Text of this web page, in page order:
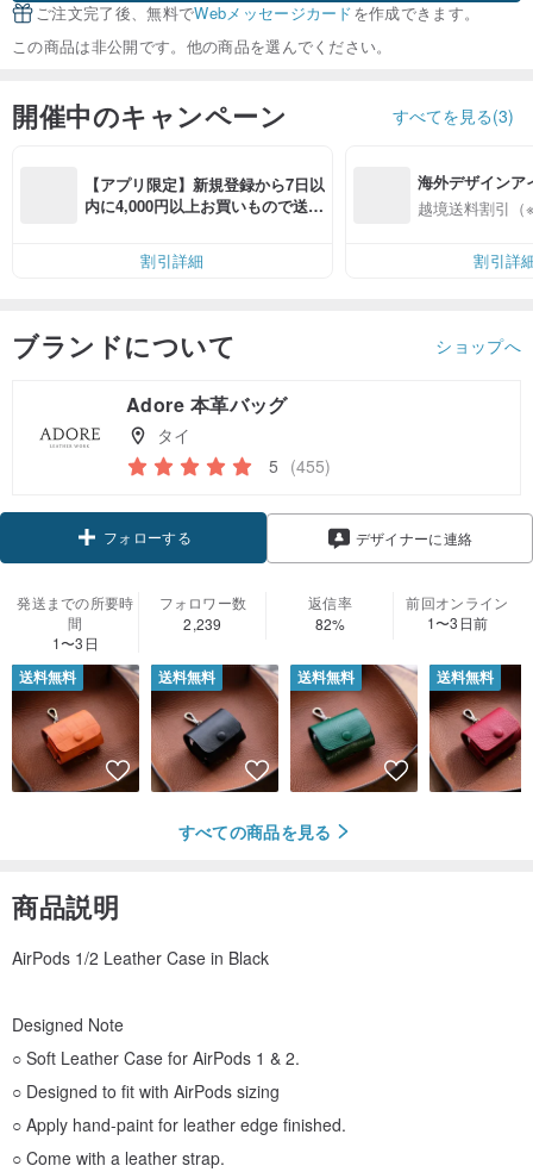
ご注文完了後、無料でWebメッセージカードを作成できます。
この商品は非公開です。他の商品を選んでください。
開催中のキャンペーン すべてを見る(3)
【アプリ限定】新規登録から7日以
内に4,000円以上お買いもので送料
割引詳細
海外デザインア
入
越境送料割引（
割引詳
ブランドについて ショップへ
Adore 本革バッグ
タイ
5 (455)
フォローする デザイナーに連絡
発送までの所要時
間
1〜3日
フォロワー数
2,239
返信率
82%
前回オンライン
1〜3日前
送料無料 送料無料 送料無料 送料無料
すべての商品を見る
商品説明
AirPods 1/2 Leather Case in Black
Designed Note
○ Soft Leather Case for AirPods 1 & 2.
○ Designed to fit with AirPods sizing
○ Apply hand-paint for leather edge finished.
○ Come with a leather strap.